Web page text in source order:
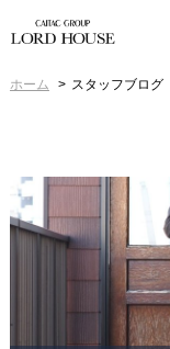
ホーム スタッフブログ